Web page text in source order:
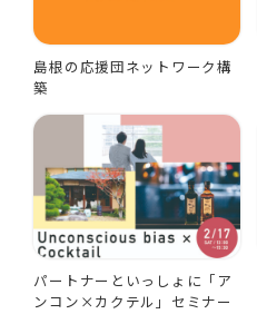
島根の応援団ネットワーク構
築
パートナーといっしょに「ア
ンコン×カクテル」セミナー